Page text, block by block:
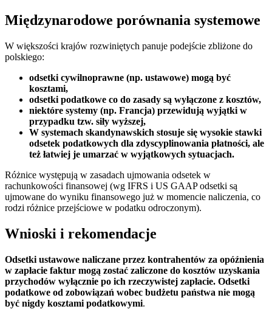
Międzynarodowe porównania systemowe
W większości krajów rozwiniętych panuje podejście zbliżone do
polskiego:
odsetki cywilnoprawne (np. ustawowe) mogą być
kosztami,
odsetki podatkowe co do zasady są wyłączone z kosztów,
niektóre systemy (np. Francja) przewidują wyjątki w
przypadku tzw. siły wyższej,
W systemach skandynawskich stosuje się wysokie stawki
odsetek podatkowych dla zdyscyplinowania płatności, ale
też łatwiej je umarzać w wyjątkowych sytuacjach.
Różnice występują w zasadach ujmowania odsetek w
rachunkowości finansowej (wg IFRS i US GAAP odsetki są
ujmowane do wyniku finansowego już w momencie naliczenia, co
rodzi różnice przejściowe w podatku odroczonym).
Wnioski i rekomendacje
Odsetki ustawowe naliczane przez kontrahentów za opóźnienia
w zapłacie faktur mogą zostać zaliczone do kosztów uzyskania
przychodów wyłącznie po ich rzeczywistej zapłacie. Odsetki
podatkowe od zobowiązań wobec budżetu państwa nie mogą
być nigdy kosztami podatkowymi.